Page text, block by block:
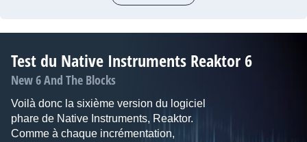
Test du Native Instruments Reaktor 6
New 6 And The Blocks
Voilà donc la sixième version du logiciel
phare de Native Instruments, Reaktor.
Comme à chaque incrémentation,